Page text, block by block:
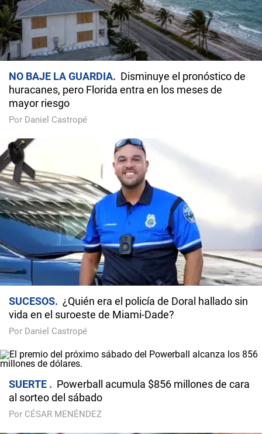
NO BAJE LA GUARDIA
Disminuye el pronóstico de
huracanes, pero Florida entra en los meses de
mayor riesgo
Por Daniel Castropé
SUCESOS
¿Quién era el policía de Doral hallado sin
vida en el suroeste de Miami-Dade?
Por Daniel Castropé
SUERTE
Powerball acumula $856 millones de cara
al sorteo del sábado
Por CÉSAR MENÉNDEZ